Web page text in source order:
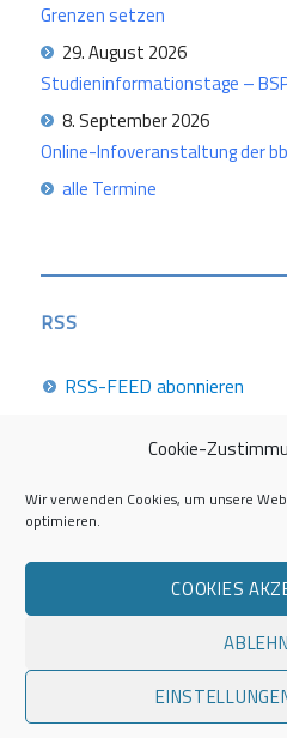
Cookie-
Wir verwenden Cookies, um unsere
optimieren.
COOKIES
Grenzen setzen
29. August 2026
Studieninformationstage –
8. September 2026
Online-Infoveranstaltung der
alle Termine
RSS
RSS-FEED abonnieren
Career Week 2026
Die Career Center im Überblick
Kontakt zur AG Career Service